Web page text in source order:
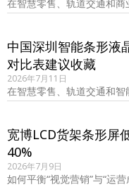
在智慧零售、轨道交通和
形屏因其独特的长宽比和
中国深圳智能条形液
对比表建议收藏
2026年7月11日
在智慧零售、轨道交通和
晶屏作为空间利用率极高
宽博LCD货架条形屏
40%
2026年7月9日
如何平衡“视觉营销”与“运